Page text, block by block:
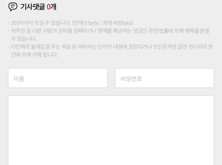
기사댓글0개
200자까지 쓰실 수 있습니다. (현재 0 byte / 최대 400byte)
저작권 등 다른 사람의 권리를 침해하거나 명예를 훼손하는 댓글은 관련 법률에 의해 제재를 받을
수 있습니다.
타인에게 불쾌감을 주는 욕설 등 비하하는 단어가 내용에 포함되거나 인신공격성 글은 관리자의 판
단에 의해 삭제 합니다.